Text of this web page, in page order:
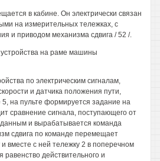
в кабине. Он электрически связан
на измерительных тележках, с
и приводом механизма сдвига / 52 /.
на раме машины
по электрическим сигналам,
и датчика положения пути,
на пульте формируется задание на
сравнение сигнала, поступающего от
и вырабатывается команда
сдвига по команде перемещает
вместе с ней тележку 2 в поперечном
действительного и